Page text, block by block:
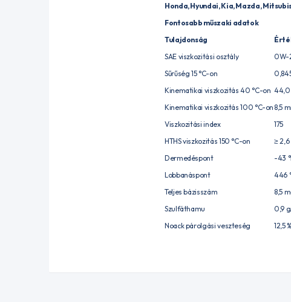
Honda, Hyundai, Kia, Mazda,
Fontosabb műszaki adatok
Tulajdonság
SAE viszkozitási osztály
0W-
Sűrűség 15 °C-on
Kinematikai viszkozitás 40 °C-on 44,0
Kinematikai viszkozitás 100 °C-on 8,5
Viszkozitási index
175
HTHS viszkozitás 150 °C-on
≥ 2,6
Dermedéspont
-43
Lobbanáspont
446
Teljes bázisszám
8,5
Szulfáthamu
0,9
Noack párolgási veszteség
12,5 %